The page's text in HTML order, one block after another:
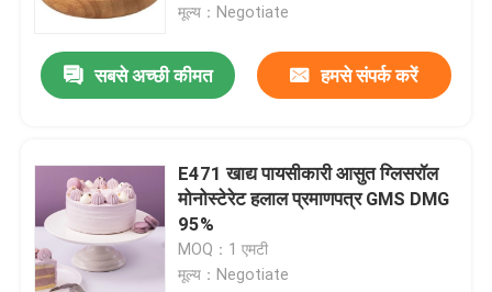
मूल्य：Negotiate
सबसे अच्छी कीमत हमसे संपर्क करें
E471 खाद्य पायसीकारी आसुत ग्लिसरॉल
मोनोस्टेरेट हलाल प्रमाणपत्र GMS DMG
95%
MOQ：1 एमटी
मूल्य：Negotiate